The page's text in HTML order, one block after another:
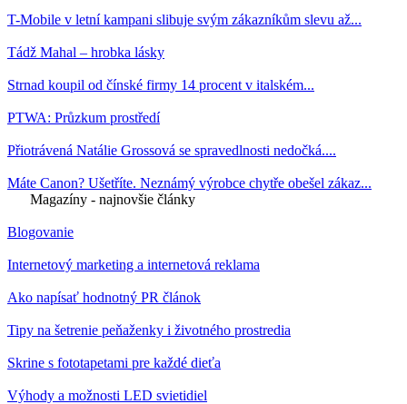
T-Mobile v letní kampani slibuje svým zákazníkům slevu až...
Tádž Mahal – hrobka lásky
Strnad koupil od čínské firmy 14 procent v italském...
PTWA: Průzkum prostředí
Přiotrávená Natálie Grossová se spravedlnosti nedočká....
Máte Canon? Ušetříte. Neznámý výrobce chytře obešel zákaz...
Magazíny - najnovšie články
Blogovanie
Internetový marketing a internetová reklama
Ako napísať hodnotný PR článok
Tipy na šetrenie peňaženky i životného prostredia
Skrine s fototapetami pre každé dieťa
Výhody a možnosti LED svietidiel